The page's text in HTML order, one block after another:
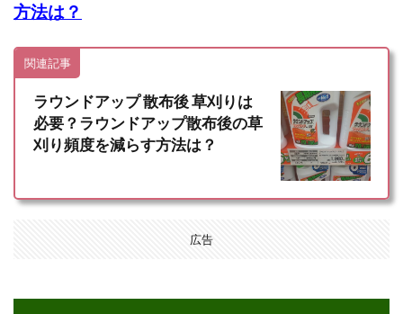
ー
ル
の
成
分
8
「ラ
Ⅲ」
方法は？
関連記事
ラウンドアップ 散布後 草刈りは
必要？ラウンドアップ散布後の草
刈り頻度を減らす方法は？
広告